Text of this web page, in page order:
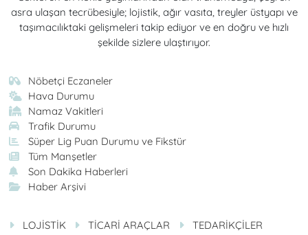
asra ulaşan tecrübesiyle; lojistik, ağır vasıta, treyler üstyapı ve
taşımacılıktaki gelişmeleri takip ediyor ve en doğru ve hızlı
şekilde sizlere ulaştırıyor.
Nöbetçi Eczaneler
Hava Durumu
Namaz Vakitleri
Trafik Durumu
Süper Lig Puan Durumu ve Fikstür
Tüm Manşetler
Son Dakika Haberleri
Haber Arşivi
LOJİSTİK TİCARİ ARAÇLAR
TEDARİKÇİLER